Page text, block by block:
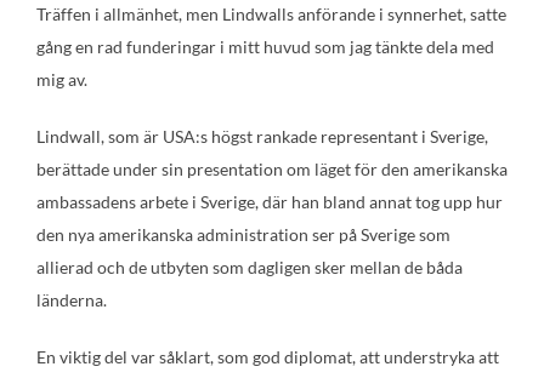
Träffen i allmänhet, men Lindwalls anförande i synnerhet, satte
gång en rad funderingar i mitt huvud som jag tänkte dela med
mig av.
Lindwall, som är USA:s högst rankade representant i Sverige,
berättade under sin presentation om läget för den amerikanska
ambassadens arbete i Sverige, där han bland annat tog upp hur
den nya amerikanska administration ser på Sverige som
allierad och de utbyten som dagligen sker mellan de båda
länderna.
En viktig del var såklart, som god diplomat, att understryka att